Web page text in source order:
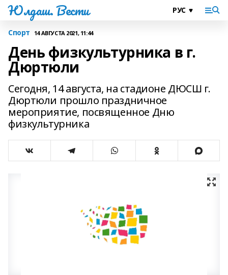
Юлдаш. Вести
Спорт 14 АВГУСТА 2021, 11:44
День физкультурника в г.
Дюртюли
Сегодня, 14 августа, на стадионе ДЮСШ г.
Дюртюли прошло праздничное
мероприятие, посвященное Дню
физкультурника